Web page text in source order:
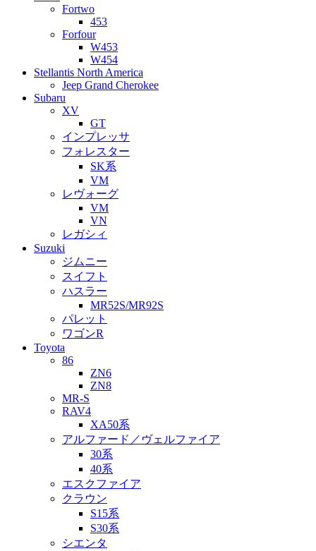
Fortwo
453
Forfour
W453
W454
Stellantis North America
Jeep Grand Cherokee
Subaru
XV
GT
インプレッサ
フォレスター
SK系
VM
レヴォーグ
VM
VN
レガシィ
Suzuki
ジムニー
スイフト
ハスラー
MR52S/MR92S
パレット
ワゴンR
Toyota
86
ZN6
ZN8
MR-S
RAV4
XA50系
アルファード／ヴェルファイア
30系
40系
エスクファイア
クラウン
S15系
S30系
シエンタ